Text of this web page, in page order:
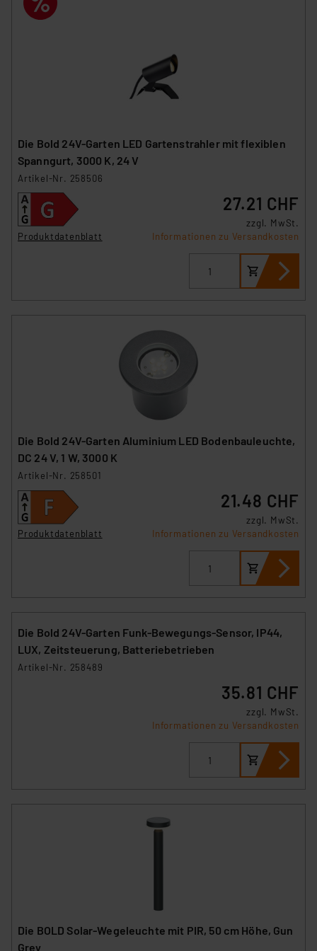
verbundenen Risiken.“
Datenschutzerklärung
Die Bold 24V-Garten LED Gartenstrahler mit flexiblen
Spanngurt, 3000 K, 24 V
Artikel-Nr. 258506
Produktdatenblatt
27.21 CHF
zzgl. MwSt.
Informationen zu Versandkosten
Die Bold 24V-Garten Aluminium LED Bodenbauleuchte,
DC 24 V, 1 W, 3000 K
Artikel-Nr. 258501
Produktdatenblatt
21.48 CHF
zzgl. MwSt.
Informationen zu Versandkosten
Die Bold 24V-Garten Funk-Bewegungs-Sensor, IP44,
LUX, Zeitsteuerung, Batteriebetrieben
Artikel-Nr. 258489
35.81 CHF
zzgl. MwSt.
Informationen zu Versandkosten
Die BOLD Solar-Wegeleuchte mit PIR, 50 cm Höhe, Gun
Grey